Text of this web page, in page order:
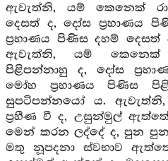
ඇවැත්නි, යම් කෙනෙක්
දෙසත් ද, දෝස ප්‍රහාණය
ප්‍රහාණය පිණිස දහම් දෙසත්
ඇවැත්නි, යම් කෙනෙක්
පිළිපන්නාහු ද, දෝස
මෝහ ප්‍රහාණය පිණිස
සුපටිපන්නයෝ ය.
ප්‍රහීණ වී ද, උසුන්මුල්
මෙන් කරන ලද්දේ ද, පුන
මතු නූපදනා ස්වභාව